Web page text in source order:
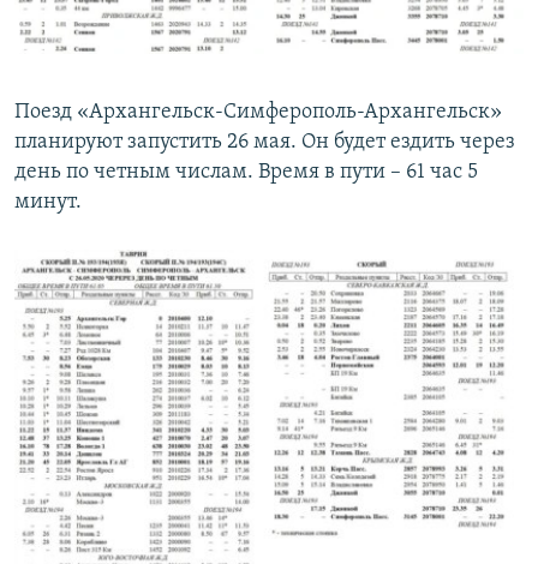
Поезд «Архангельск-Симферополь-Архангельск»
планируют запустить 26 мая. Он будет ездить через
день по четным числам. Время в пути – 61 час 5
минут.